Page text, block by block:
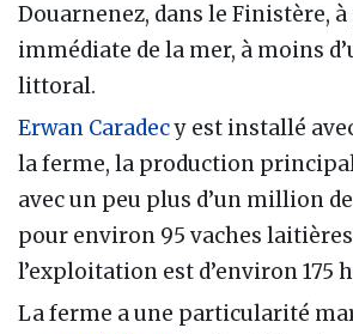
Douarnenez, dans le Finistère,
immédiate de la mer, à moins
littoral.
Erwan Caradecy est installé
la ferme, la production
avec un peu plus d’un million
pour environ 95 vaches
l’exploitation est d’environ 175
La ferme a une particularité